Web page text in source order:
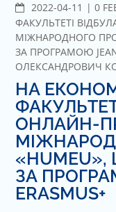
2022-04-11
C
O
M
M
E
N
T
S
0
ФАКУЛЬТЕТІ
МІЖНАРОДНОГО
ЗА ПРОГРАМОЮ JEAN
ОЛЕКСАНДРОВИЧ
НА
ОНЛАЙН-
ЗА
ERASMUS+